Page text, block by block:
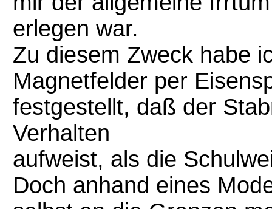
erlegen war.
Zu diesem Zweck habe
Magnetfelder per
festgestellt, daß der
Verhalten
aufweist, als die
Doch anhand eines